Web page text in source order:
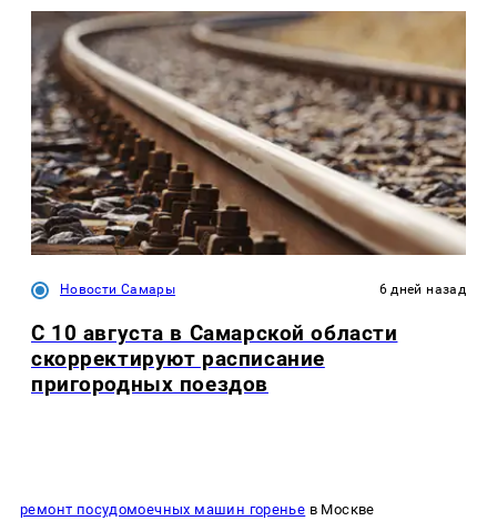
Новости Самары 6 дней назад
С 10 августа в Самарской области
скорректируют расписание
пригородных поездов
ремонт посудомоечных машин горенье в Москве